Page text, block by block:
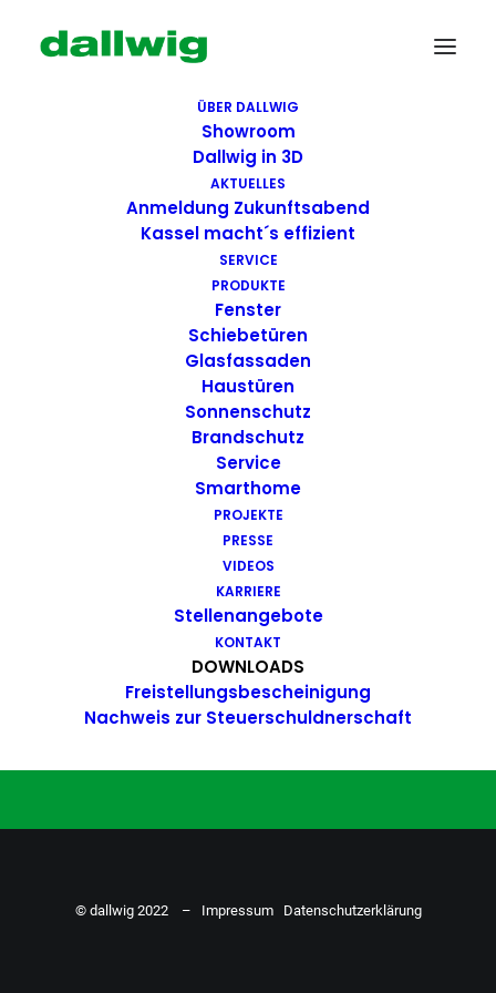
ÜBER DALLWIG
Showroom
Dallwig in 3D
AKTUELLES
Anmeldung Zukunftsabend
Kassel macht´s effizient
SERVICE
PRODUKTE
Fenster
Schiebetüren
Glasfassaden
Haustüren
Sonnenschutz
Brandschutz
Service
Smarthome
PROJEKTE
PRESSE
VIDEOS
KARRIERE
Stellenangebote
KONTAKT
DOWNLOADS
Freistellungsbescheinigung
Nachweis zur Steuerschuldnerschaft
Wir suchen Dich!
Dallwig bietet
Perspektive
Du hast Bock auf einen Job mit
Action. Bewirb dich ganz einfach
ZU DEN STELLENANGEBOTEN
© dallwig 2022 – Impressum Datenschutzerklärung